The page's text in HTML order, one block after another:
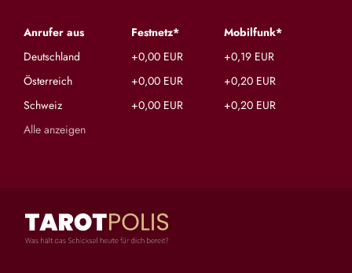
Anrufer aus Festnetz*
Mobilfunk*
Deutschland
+0,00 EUR
+0,19 EUR
Österreich
+0,00 EUR
+0,20 EUR
Schweiz
+0,00 EUR
+0,20 EUR
Alle anzeigen